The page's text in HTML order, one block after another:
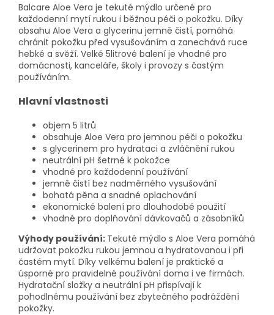
Balcare Aloe Vera je tekuté mýdlo určené pro
každodenní mytí rukou i běžnou péči o pokožku. Díky
obsahu Aloe Vera a glycerinu jemně čistí, pomáhá
chránit pokožku před vysušováním a zanechává ruce
hebké a svěží. Velké 5litrové balení je vhodné pro
domácnosti, kanceláře, školy i provozy s častým
používáním.
Hlavní vlastnosti
objem 5 litrů
obsahuje Aloe Vera pro jemnou péči o pokožku
s glycerinem pro hydrataci a zvláčnění rukou
neutrální pH šetrné k pokožce
vhodné pro každodenní používání
jemně čistí bez nadměrného vysušování
bohatá pěna a snadné oplachování
ekonomické balení pro dlouhodobé použití
vhodné pro doplňování dávkovačů a zásobníků
Výhody používání: Tekuté mýdlo s Aloe Vera pomáhá
udržovat pokožku rukou jemnou a hydratovanou i při
častém mytí. Díky velkému balení je praktické a
úsporné pro pravidelné používání doma i ve firmách.
Hydratační složky a neutrální pH přispívají k
pohodlnému používání bez zbytečného podráždění
pokožky.